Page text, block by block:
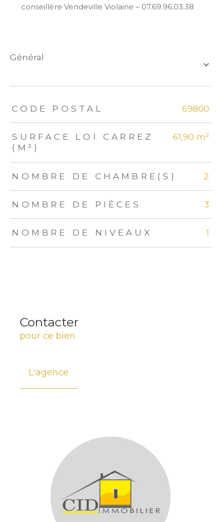
conseillère Vendeville Violaine – 07.69.96.03.38
général
TRAD_ZEPHYR_Caracteristique TRAD_ZEPHYR_Valeurs
CODE POSTAL 69800
SURFACE LOI CARREZ
(M²)
61,90 m²
NOMBRE DE CHAMBRE(S) 2
NOMBRE DE PIÈCES 3
NOMBRE DE NIVEAUX 1
Contacter
pour ce bien
L'agence